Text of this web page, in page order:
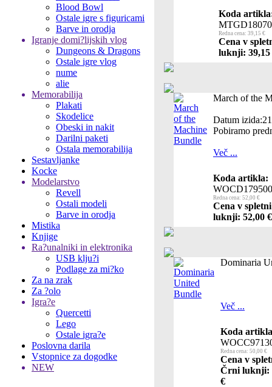
Blood Bowl
Ostale igre s figuricami
Barve in orodja
Igranje domi?lijskih vlog
Dungeons & Dragons
Ostale igre vlog
nume
alie
Memorabilija
Plakati
Skodelice
Obeski in nakit
Darilni paketi
Ostala memorabilija
Sestavljanke
Kocke
Modelarstvo
Revell
Ostali modeli
Barve in orodja
Mistika
Knjige
Ra?unalniki in elektronika
USB klju?i
Podlage za mi?ko
Za na zrak
Za ?olo
Igra?e
Quercetti
Lego
Ostale igra?e
Poslovna darila
Vstopnice za dogodke
NEW
Koda
Redna cena: 39,15 €
Cena v
luknji: 39,15
March of the
Datum
Pobiramo
Več ...
Koda artikla:
Redna cena: 52,00 €
Cena v
luknji: 52,00 €
Dominaria
Več ...
Koda
Redna cena: 50,00 €
Cena v
Črni luknji:
€